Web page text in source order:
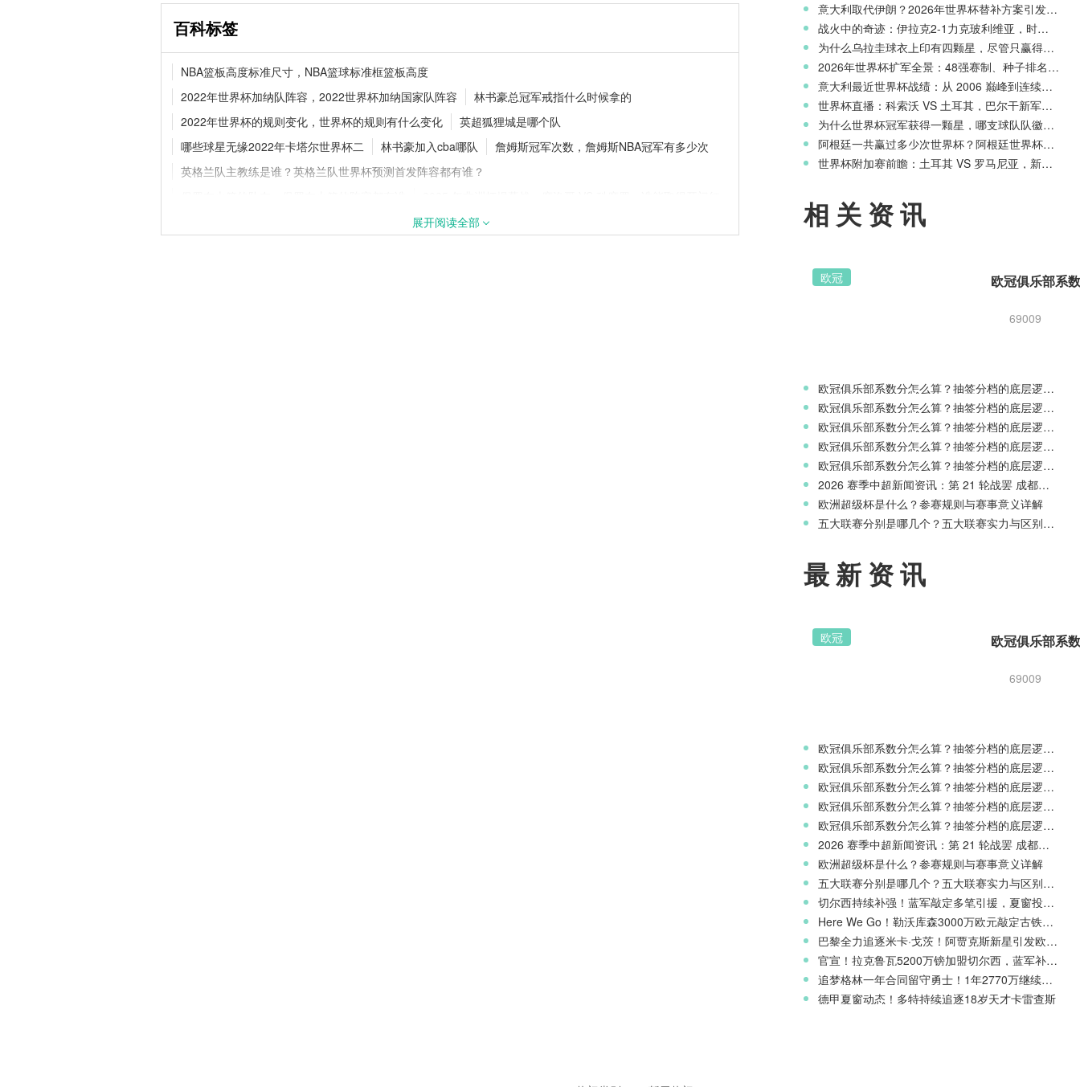
成都蓉城领跑 津门虎读秒绝杀
五大联赛分别是哪几个？五大联赛实力
与区别科普
切尔西持续补强！蓝军敲定多笔引援，
百科标签
NBA篮板高度标准尺寸，NBA篮球标准框篮板高度
2022年世界杯加纳队阵容，2022世界杯加纳国家队阵容
林书豪总冠军戒指什么时候拿的
2022年世界杯的规则变化，世界杯的规则有什么变化
英超狐狸城是哪个队
哪些球星无缘2022年卡塔尔世界杯二
林书豪加入cba哪队
詹姆斯冠军次数，詹姆斯NBA冠军有多少次
英格兰队主教练是谁？英格兰队世界杯预测首发阵容都有谁？
葡萄牙黄金一代球员代表，葡萄牙黄金一代球员的阵容
门将禁区外手球规则，阿森纳门将禁区外手球
展开阅读全部
意大利取代伊朗？2026年世界杯替补方案引发争议
战火中的奇迹：伊拉克2-1力克玻利维亚，时隔40年重返世界杯舞台
为什么乌拉圭球衣上印有四颗星，尽管只赢得两次世界杯冠军？
2026年世界杯扩军全景：48强赛制、种子排名与淘汰赛新规则
意大利最近世界杯战绩：从 2006 巅峰到连续三届无缘正赛的沉沦
世界杯直播：科索沃 VS 土耳其，巴尔干新军迎战星月军团
为什么世界杯冠军获得一颗星，哪支球队队徽上星星最多？
阿根廷一共赢过多少次世界杯？阿根廷世界杯历史战绩一览
世界杯附加赛前瞻：土耳其 VS 罗马尼亚，新月之星主场冲击世界杯
相关资讯
欧冠
69009
欧冠俱乐部系数分怎么算？抽签分档的底层逻辑解读
欧冠俱乐部系数分怎么算？抽签分档的底层逻辑解读
欧冠俱乐部系数分怎么算？抽签分档的底层逻辑解读
欧冠俱乐部系数分怎么算？抽签分档的底层逻辑解读
欧冠俱乐部系数分怎么算？抽签分档的底层逻辑解读
2026 赛季中超新闻资讯：第 21 轮战罢 成都蓉城领跑 津门虎读秒绝杀
欧洲超级杯是什么？参赛规则与赛事意义详解
五大联赛分别是哪几个？五大联赛实力与区别科普
最新资讯
欧冠
69009
欧冠俱乐部系数分怎么算？抽签分档的底层逻辑解读
欧冠俱乐部系数分怎么算？抽签分档的底层逻辑解读
欧冠俱乐部系数分怎么算？抽签分档的底层逻辑解读
欧冠俱乐部系数分怎么算？抽签分档的底层逻辑解读
欧冠俱乐部系数分怎么算？抽签分档的底层逻辑解读
2026 赛季中超新闻资讯：第 21 轮战罢 成都蓉城领跑 津门虎读秒绝杀
欧洲超级杯是什么？参赛规则与赛事意义详解
五大联赛分别是哪几个？五大联赛实力与区别科普
切尔西持续补强！蓝军敲定多笔引援，夏窗投入稳居英超前列
Here We Go！勒沃库森3000万欧元敲定古铁雷斯，寻找格里马尔多继任者
巴黎全力追逐米卡·戈茨！阿贾克斯新星引发欧冠豪门争夺
官宣！拉克鲁瓦5200万镑加盟切尔西，蓝军补强后防线
追梦格林一年合同留守勇士！1年2770万继续搭档库里
德甲夏窗动态！多特持续追逐18岁天才卡雷查斯